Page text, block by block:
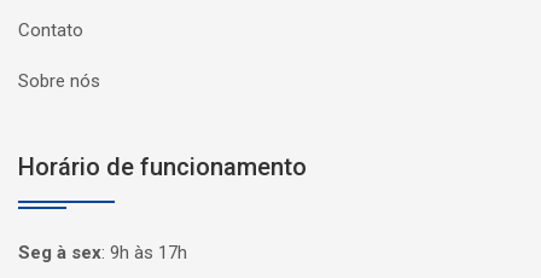
Contato
Sobre nós
Horário de funcionamento
Seg à sex: 9h às 17h